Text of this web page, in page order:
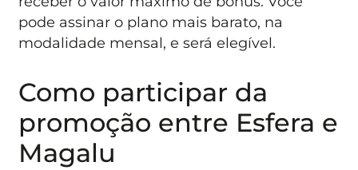
pode assinar o plano mais barato, na
modalidade mensal, e será elegível.
Como participar da
promoção entre Esfera e
Magalu